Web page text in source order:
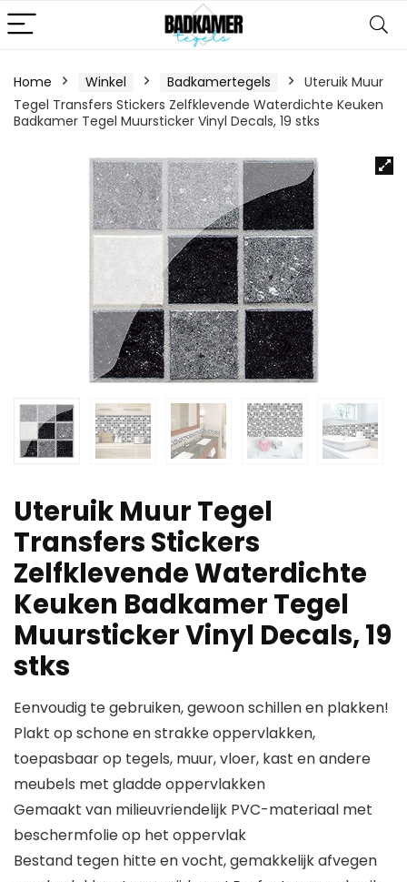
Home Winkel Badkamertegels
Uteruik Muur
Tegel Transfers Stickers Zelfklevende Waterdichte Keuken
Badkamer Tegel Muursticker Vinyl Decals, 19 stks
Uteruik Muur Tegel
Transfers Stickers
Zelfklevende Waterdichte
Keuken Badkamer Tegel
Muursticker Vinyl Decals, 19
stks
Eenvoudig te gebruiken, gewoon schillen en plakken!
Plakt op schone en strakke oppervlakken,
toepasbaar op tegels, muur, vloer, kast en andere
meubels met gladde oppervlakken
Gemaakt van milieuvriendelijk PVC-materiaal met
beschermfolie op het oppervlak
Bestand tegen hitte en vocht, gemakkelijk afvegen